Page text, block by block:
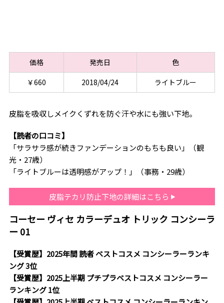
価格 発売日
色
￥660
2018/04/24 ライトブルー
皮脂を吸収しメイクくずれを防ぐ汗や水にも強い下地。
【読者の口コミ】
「サラサラ感が続きファンデーションのもちも良い」（観
光・27歳）
「ライトブルーは透明感がアップ！」（事務・29歳）
皮脂テカリ防止下地の詳細はこちら
コーセー ヴィセ カラーデュオ トリック コンシーラ
ー 01
【受賞歴】2025年間 読者 ベストコスメ コンシーラーランキ
ング 3位
【受賞歴】2025上半期 プチプラベストコスメ コンシーラー
ランキング 1位